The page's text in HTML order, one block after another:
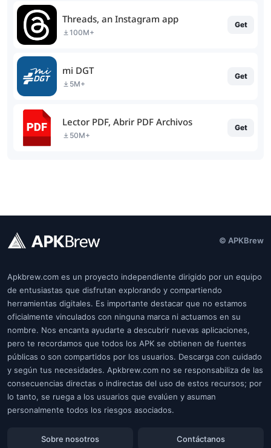
Threads, an Instagram app
100M+
Get
mi DGT
5M+
Get
Lector PDF, Abrir PDF Archivos
50M+
Get
© APKBrew
Apkbrew.com es un proyecto independiente dirigido por un equipo
de entusiastas que disfrutan explorando y compartiendo
herramientas digitales. Es importante destacar que no estamos
oficialmente vinculados con ninguna marca ni actuamos en su
nombre. Nos encanta ayudarte a descubrir nuevas aplicaciones,
pero te recordamos que todos los APK se obtienen de fuentes
públicas o son compartidos por los usuarios. Descarga con cuidado
y según tus necesidades. Apkbrew.com no se responsabiliza de las
consecuencias directas o indirectas del uso de estos recursos; por
lo tanto, se ruega a los usuarios que evalúen y asuman
personalmente todos los riesgos asociados.
Sobre nosotros Contáctanos